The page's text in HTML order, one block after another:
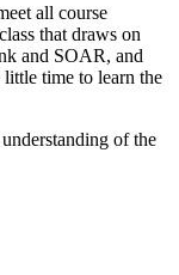
all course
that draws on
and SOAR, and
little time to learn the
of the